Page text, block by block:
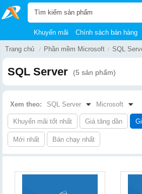
Khuyến mãi Chính sách bán hàng
Trang chủ Phần mềm Microsoft SQL
SQL Server (5 sản phẩm)
Xem theo: SQL Server Microsoft
Khuyến mãi tốt nhất Giá tăng dần
Mới nhất Bán chạy nhất